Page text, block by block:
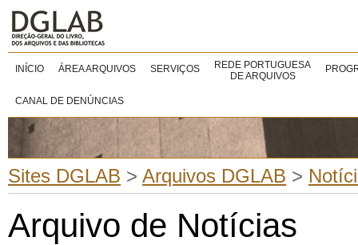
INÍCIO ÁREA ARQUIVOS SERVIÇOS
REDE PORTUGUESA
DE ARQUIVOS
CANAL DE DENÚNCIAS
Sites DGLAB > Arquivos DGLAB >
Arquivo de Notícias